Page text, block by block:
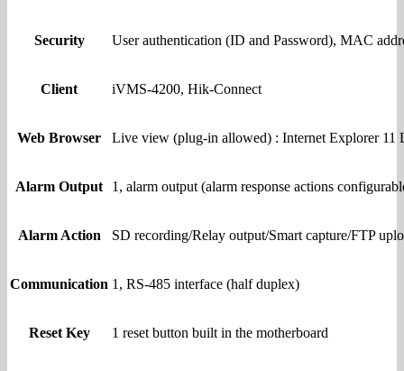
Security User authentication (ID and Password), MAC
Client iVMS-4200, Hik-Connect
Web Browser Live view (plug-in allowed) : Internet Explorer 11
Alarm Output 1, alarm output (alarm response actions
Alarm Action SD recording/Relay output/Smart capture/FTP
Communication 1, RS-485 interface (half duplex)
Reset Key 1 reset button built in the motherboard